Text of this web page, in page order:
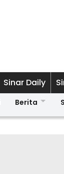
Sinar Daily
Berita